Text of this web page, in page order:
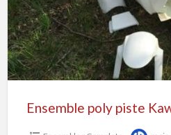
zx10r